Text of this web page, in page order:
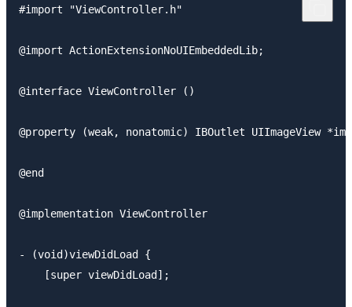
#import "ViewController.h"
@import ActionExtensionNoUIEmbeddedLib;
@interface ViewController ()
@property (weak, nonatomic) IBOutlet UIImageView
@end
@implementation ViewController
- (void)viewDidLoad {
    [super viewDidLoad];